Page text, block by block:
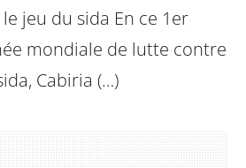
jeu du sida En ce 1er
mondiale de lutte contre
Cabiria (…)